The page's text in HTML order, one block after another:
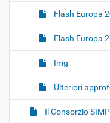
Flash Europa
Flash Europa
Img
Ulteriori
Il Consorzio